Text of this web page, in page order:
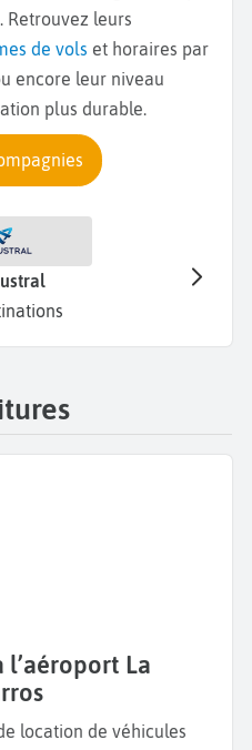
Retrouvez leurs
de vols et horaires par
encore leur niveau
plus durable.
l’aéroport La
location de véhicules